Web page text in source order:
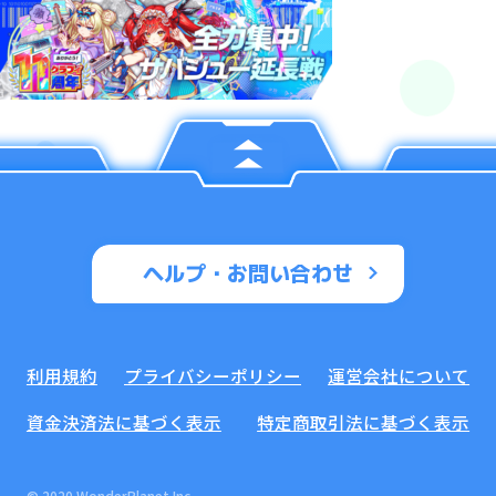
ヘルプ・お問い合わせ
利用規約 プライバシーポリシー
運営会社について
資金決済法に基づく表示
特定商取引法に基づく表示